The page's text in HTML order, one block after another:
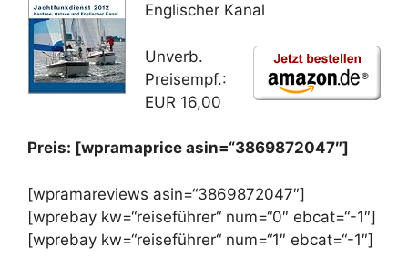
Englischer Kanal
Unverb.
Preisempf.:
EUR 16,00
Preis: [wpramaprice asin=“3869872047″]
[wpramareviews asin=“3869872047″]
[wprebay kw=“reiseführer“ num=“0″ ebcat=“-1″]
[wprebay kw=“reiseführer“ num=“1″ ebcat=“-1″]